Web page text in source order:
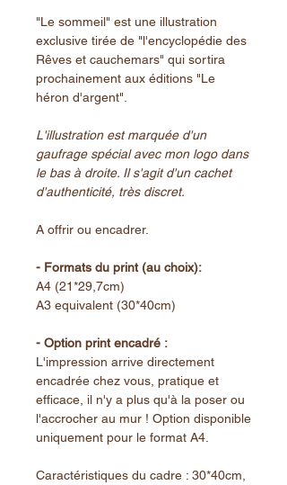
"Le sommeil" est une illustration
exclusive tirée de "l'encyclopédie des
Rêves et cauchemars" qui sortira
prochainement aux éditions "Le
héron d'argent".
L'illustration est marquée d'un
gaufrage spécial avec mon logo dans
le bas à droite. Il s'agit d'un cachet
d'authenticité, très discret.
A offrir ou encadrer.
- Formats du print (au choix):
A4 (21*29,7cm)
A3 equivalent (30*40cm)
- Option print encadré :
L'impression arrive directement
encadrée chez vous, pratique et
efficace, il n'y a plus qu'à la poser ou
l'accrocher au mur ! Option disponible
uniquement pour le format A4.
Caractéristiques du cadre : 30*40cm,